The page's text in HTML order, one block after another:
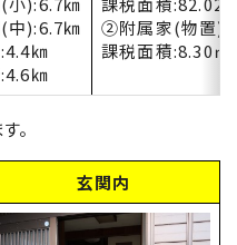
中):6.7㎞
㎞
㎞
②附属家(物置)
課税面積:8.30
。
玄関内